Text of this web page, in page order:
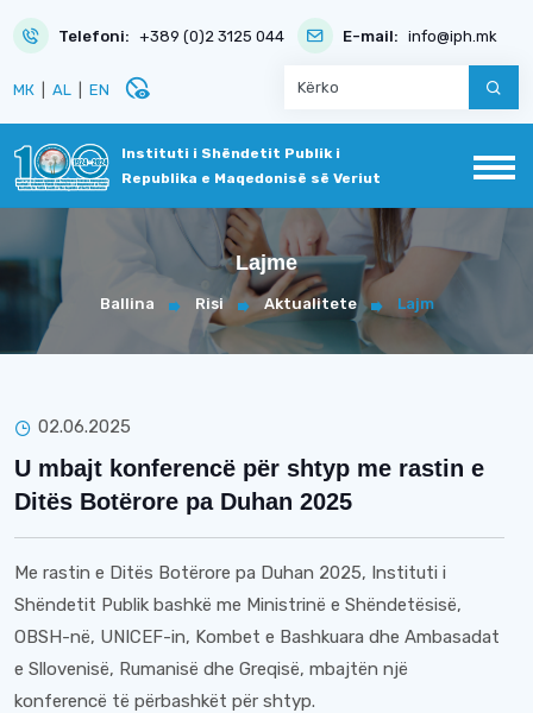
Telefoni: +389 (0)2 3125 044 E-mail: info@iph.mk
МК AL EN disabled_visible
Instituti i Shëndetit Publik i
Republika e Maqedonisë së Veriut
Lajme
Ballina Risi Aktualitete Lajm
02.06.2025
U mbajt konferencë për shtyp me rastin e
Ditës Botërore pa Duhan 2025
Me rastin e Ditës Botërore pa Duhan 2025, Instituti i
Shëndetit Publik bashkë me Ministrinë e Shëndetësisë,
OBSH-në, UNICEF-in, Kombet e Bashkuara dhe Ambasadat
e Sllovenisë, Rumanisë dhe Greqisë, mbajtën një
konferencë të përbashkët për shtyp.